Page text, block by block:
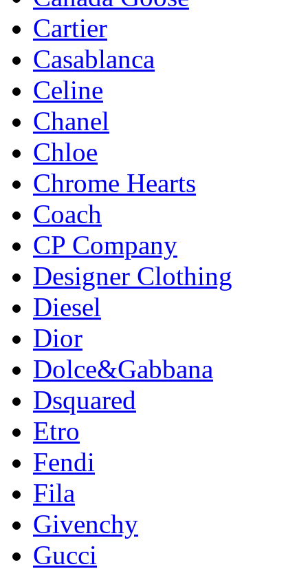
Cartier
Casablanca
Celine
Chanel
Chloe
Chrome Hearts
Coach
CP Company
Designer Clothing
Diesel
Dior
Dolce&Gabbana
Dsquared
Etro
Fendi
Fila
Givenchy
Gucci